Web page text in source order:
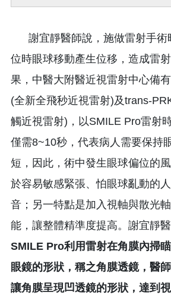
謝宜靜醫師說，施做雷射手術
位時眼球移動產生位移，造成雷
果，中醫大附醫近視雷射中心備
(全新全飛秒近視雷射)及trans-
觸近視雷射)，以SMILE Pro雷射
僅需8~10秒，代表病人需要保持
短，因此，術中發生眼球偏位的
於容易敏感緊張、怕眼球亂動的
音；另一特點是加入視軸與散光
能，讓整體精準度提高。謝宜靜
SMILE Pro利用雷射在角膜內掃
眼鏡的形狀，稱之角膜透鏡，醫
讓角膜呈現凹透鏡的形狀，達到視